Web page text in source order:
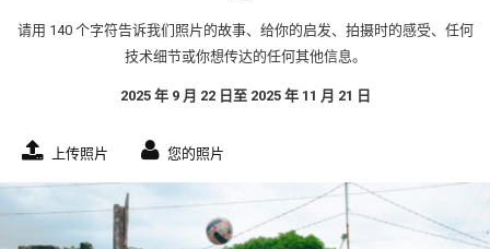
请用 140 个字符告诉我们照片的故事、给你的启发、拍摄时的感受、任何
技术细节或你想传达的任何其他信息。
2025 年 9 月 22 日至 2025 年 11 月 21 日
上传照片 您的照片